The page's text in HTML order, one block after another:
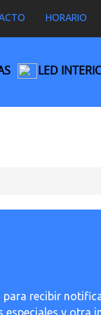
HORARIO
LED
recibir
especiales y otra